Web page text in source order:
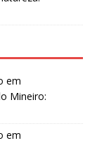
em
Mineiro:
em